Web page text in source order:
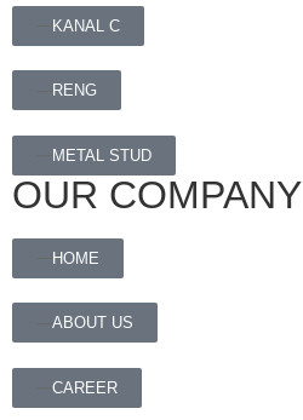
KANAL C
RENG
METAL STUD
OUR COMPANY
HOME
ABOUT US
CAREER